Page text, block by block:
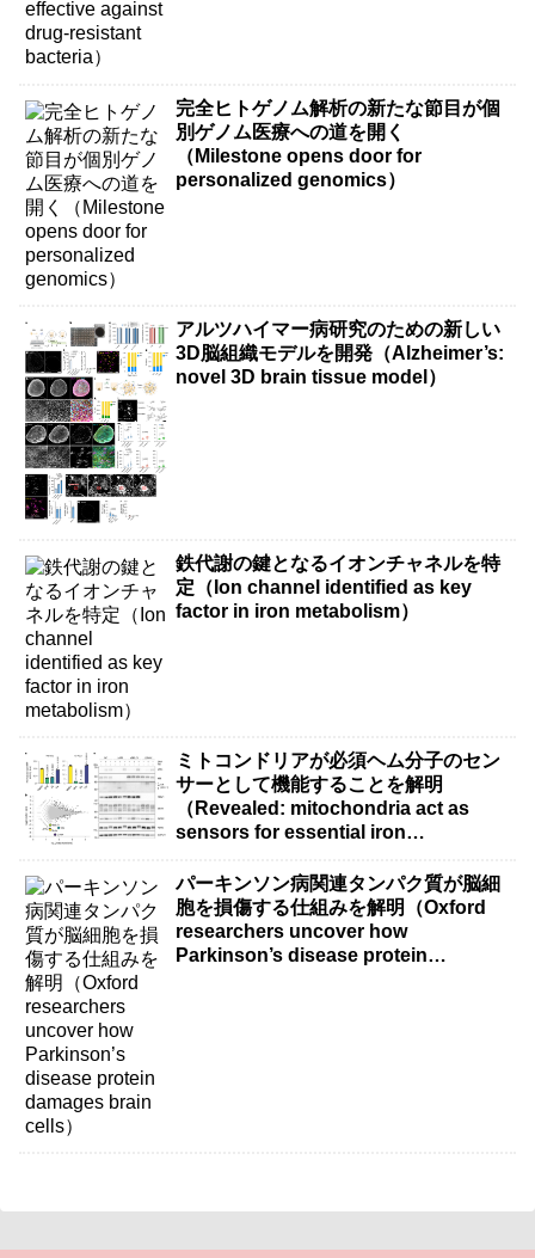
完全ヒトゲノム解析の新たな節目が個
別ゲノム医療への道を開く
（Milestone opens door for
personalized genomics）
アルツハイマー病研究のための新しい
3D脳組織モデルを開発（Alzheimer’s:
novel 3D brain tissue model）
鉄代謝の鍵となるイオンチャネルを特
定（Ion channel identified as key
factor in iron metabolism）
ミトコンドリアが必須ヘム分子のセン
サーとして機能することを解明
（Revealed: mitochondria act as
sensors for essential iron
パーキンソン病関連タンパク質が脳細
胞を損傷する仕組みを解明（Oxford
researchers uncover how
Parkinson’s disease protein